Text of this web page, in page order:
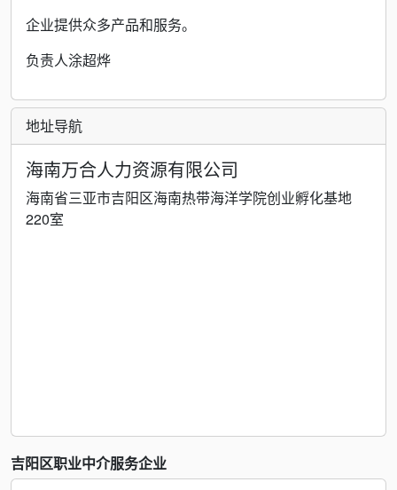
企业提供众多产品和服务。
负责人涂超烨
地址导航
海南万合人力资源有限公司
海南省三亚市吉阳区海南热带海洋学院创业孵化基地
220室
吉阳区职业中介服务企业